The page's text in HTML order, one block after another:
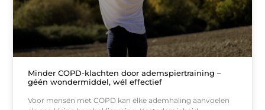
Minder COPD-klachten door ademspiertraining –
géén wondermiddel, wél effectief
Voor mensen met COPD kan elke ademhaling aanvoelen